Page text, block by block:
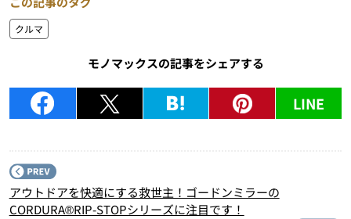
クルマ
モノマックスの記事をシェアする
LINE
アウトドアを快適にする救世主！ゴードンミラーの
CORDURA®RIP-STOPシリーズに注目です！